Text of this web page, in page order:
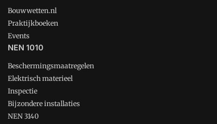
Bouwwetten.nl
Praktijkboeken
Events
NEN 1010
Beschermingsmaatregelen
Elektrisch materieel
Inspectie
Bijzondere installaties
NEN 3140